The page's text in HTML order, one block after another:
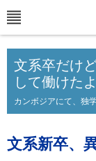
文系卒だけ
して働けたよ
カンボジアにて、独
文系新卒、